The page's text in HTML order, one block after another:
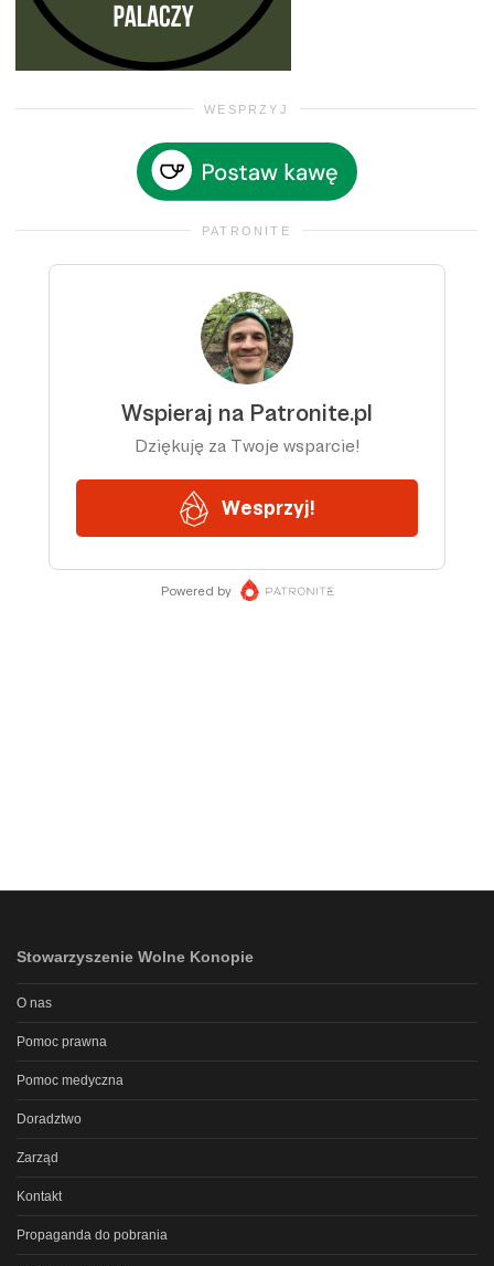
WESPRZYJ
PATRONITE
Stowarzyszenie Wolne Konopie
O nas
Pomoc prawna
Pomoc medyczna
Doradztwo
Zarząd
Kontakt
Propaganda do pobrania